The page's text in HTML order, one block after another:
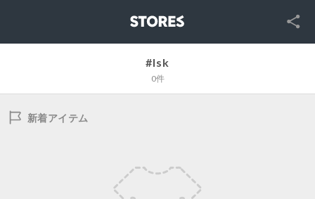
SNS
#lsk
0件
新着アイテム